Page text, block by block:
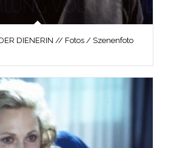
DER DIENERIN // Fotos / Szenenfoto